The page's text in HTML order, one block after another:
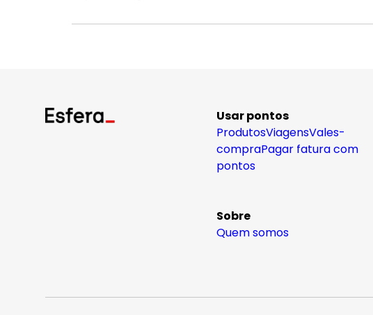
Usar pontos
ProdutosViagensVales-
compraPagar fatura com
pontos
Sobre
Quem somos